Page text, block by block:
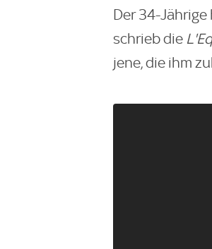
Der 34-
schrieb die
jene, die ihm